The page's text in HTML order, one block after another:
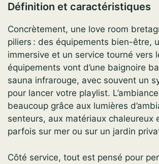
Définition et caractéristiques
Concrètement, une love room
piliers : des équipements bien-être,
immersive et un service tourné vers
équipements vont d’une baignoire
sauna infrarouge, avec souvent un
pour lancer votre playlist.
beaucoup grâce aux lumières
senteurs, aux matériaux chaleureux
parfois sur mer ou sur un jardin
Côté service, tout est pensé pour